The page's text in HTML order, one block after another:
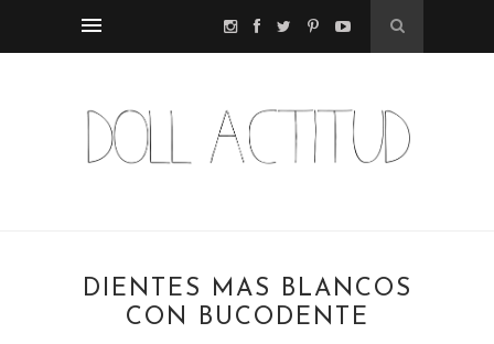
DIENTES MÁS BLANCOS
CON BUCODENTE